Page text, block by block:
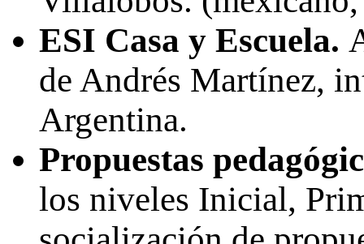
ESI Casa y Escuela.
de Andrés Martínez,
Argentina.
Propuestas
los niveles Inicial,